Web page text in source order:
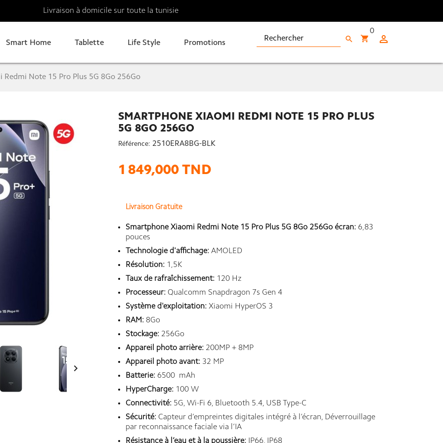
Livraison à domicile sur toute la tunisie
Smart Home Tablette Life Style Promotions 
shopping_cart
0
search
Redmi Note 15 Pro Plus 5G 8Go 256Go

SMARTPHONE XIAOMI REDMI NOTE 15 PRO PLUS
5G 8GO 256GO
Référence: 2510ERA8BG-BLK
1 849,000 TND
Livraison Gratuite
Smartphone Xiaomi Redmi Note 15 Pro Plus 5G 8Go 256Go écran: 6,83
pouces
Technologie d'affichage: AMOLED
Résolution: 1,5K
Taux de rafraîchissement: 120 Hz
Processeur: Qualcomm Snapdragon 7s Gen 4
Système d'exploitation: Xiaomi HyperOS 3
RAM: 8Go
Stockage: 256Go
Appareil photo arrière: 200MP + 8MP
Appareil photo avant: 32 MP
Batterie: 6500 mAh
HyperCharge: 100 W
Connectivité: 5G, Wi-Fi 6, Bluetooth 5.4, USB Type-C
Sécurité: Capteur d’empreintes digitales intégré à l’écran, Déverrouillage
par reconnaissance faciale via l’IA
Résistance à l’eau et à la poussière: IP66, IP68